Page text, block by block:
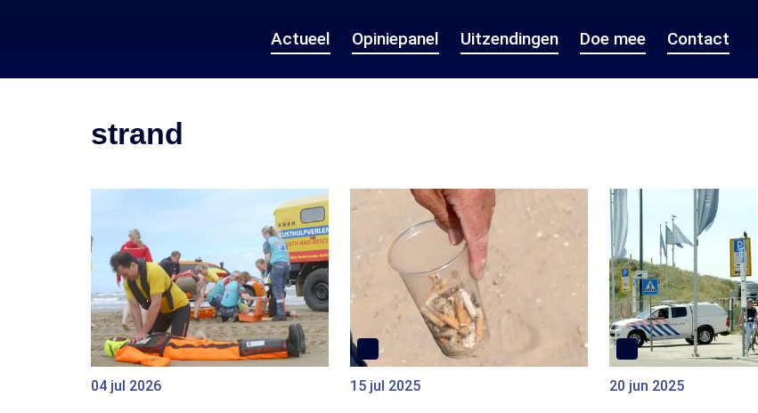
Actueel Opiniepanel Uitzendingen Doe mee Contact
strand
04 jul 2026 15 jul 2025 20 jun 2025